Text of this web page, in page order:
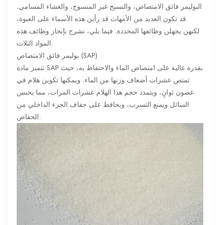
البوليمر فائق الامتصاص، والنسيج غير المنسوج، والغشاء المسامي.
قد تكون العديد من الأمهات قد رأين هذه الأسماء على العبوة،
لكنهن يجهلن وظائفها المحددة. فيما يلي، نشرح بإيجاز وظائف هذه
المواد الثلاث.
بوليمر فائق الامتصاص (SAP)
تتميز مادة SAP بقدرة عالية على امتصاص الماء والاحتفاظ به، حيث
تمتص عشرات أضعاف وزنها من الماء. ويمكنها تكوين هلام في
غضون ثوانٍ، ويتمدد حجم هذا الهلام عشرات المرات، مما يحبس
السائل ويمنع التسرب، ويحافظ على جفاف الجزء الداخلي من
الحفاض.